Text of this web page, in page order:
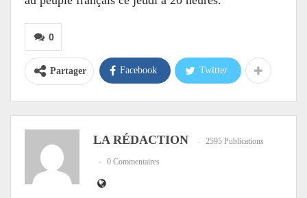
0
Partager Facebook Twitter
LA RÉDACTION 2595 Publications
0 Commentaires